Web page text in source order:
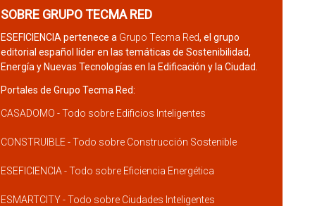
SOBRE GRUPO TECMA RED
ESEFICIENCIA pertenece a Grupo Tecma Red, el grupo
editorial español líder en las temáticas de Sostenibilidad,
Energía y Nuevas Tecnologías en la Edificación y la Ciudad.
Portales de Grupo Tecma Red:
CASADOMO - Todo sobre Edificios Inteligentes
CONSTRUIBLE - Todo sobre Construcción Sostenible
ESEFICIENCIA - Todo sobre Eficiencia Energética
ESMARTCITY - Todo sobre Ciudades Inteligentes